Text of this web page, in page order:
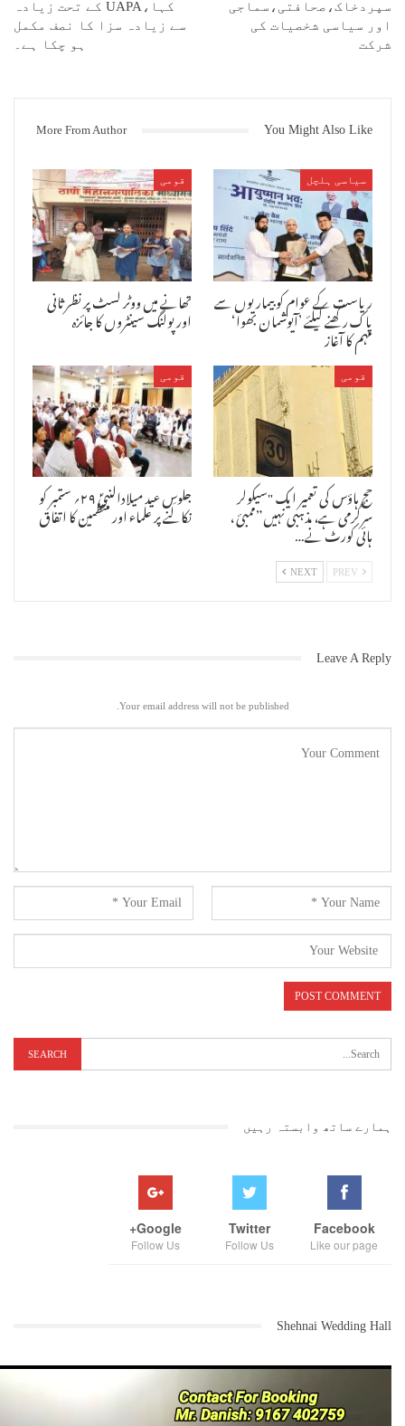
"یہ تمہارا ملک نہیں ہے۔”
"بچوں کی طرف سے اس واقعے کے بارے میں بتانے کے بعد ہم حیران رہ گئے۔ ہم
دیگر طلباء نے شکایت کی حمایت کی۔
سپردخاک،صحافتی،سماجی
اور سیاسی شخصیات کی
شرکت
کہا،UAPA کے تحت زیادہ
سے زیادہ سزا کا نصف مکمل
ہو چکا ہے۔
You Might Also Like
More From Author
سیاسی ہلچل
ریاست کے عوام کو بیماریوں سے
پاک رکھنے کیلئے ’آیوشمان بھوا‘
مہم کا آغاز
قومی
تھانے میں ووٹر لسٹ پر نظرثانی
اور پولنگ سینٹروں کا جائزہ
قومی
حج ہاؤس کی تعمیر ایک "سیکولر
سرگرمی ہے، مذہبی نہیں”ممبئ ،
ہائی کورٹ نے…
قومی
جلوسِ عید میلادالنبیؐ ۲۹؍ ستمبر کو
نکالنے پر علماء اور منتظمین کا اتفاق
NEXT
Leave A Reply
Your email address will not be published.
ہمارے ساتھ وابستہ رہیں
Facebook
Like our page
Twitter
Follow Us
Google+
Follow Us
Shehnai Wedding Hall